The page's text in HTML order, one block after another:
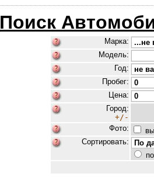
Поиск
Марка:
Модель:
Год:
Пробег:
Цена:
Город:
+/-
Фото:
Сортировать: